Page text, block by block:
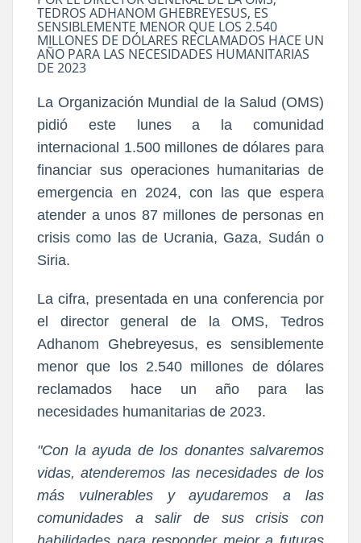
TEDROS ADHANOM GHEBREYESUS, ES
SENSIBLEMENTE MENOR QUE LOS 2.540
MILLONES DE DÓLARES RECLAMADOS HACE UN
AÑO PARA LAS NECESIDADES HUMANITARIAS
DE 2023
La Organización Mundial de la Salud (OMS)
pidió este lunes a la comunidad
internacional 1.500 millones de dólares para
financiar sus operaciones humanitarias de
emergencia en 2024, con las que espera
atender a unos 87 millones de personas en
crisis como las de Ucrania, Gaza, Sudán o
Siria.
La cifra, presentada en una conferencia por
el director general de la OMS, Tedros
Adhanom Ghebreyesus, es sensiblemente
menor que los 2.540 millones de dólares
reclamados hace un año para las
necesidades humanitarias de 2023.
"Con la ayuda de los donantes salvaremos
vidas, atenderemos las necesidades de los
más vulnerables y ayudaremos a las
comunidades a salir de sus crisis con